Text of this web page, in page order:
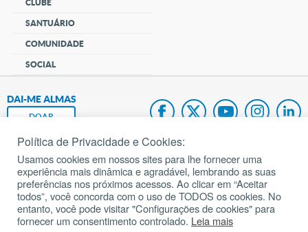
CLUBE
SANTUÁRIO
COMUNIDADE
SOCIAL
DAI-ME ALMAS
DOAR
Fundação João Paulo II
Pedido de Oração
Mapa do site
Política de Privacidade e Cookies:
Usamos cookies em nossos sites para lhe fornecer uma
experiência mais dinâmica e agradável, lembrando as suas
preferências nos próximos acessos. Ao clicar em “Aceitar
todos”, você concorda com o uso de TODOS os cookies. No
entanto, você pode visitar "Configurações de cookies" para
fornecer um consentimento controlado. Leia mais